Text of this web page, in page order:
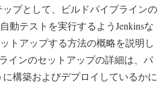
プとして、ビルドパイプラインの
動テストを実行するようJenkinsな
トアップする方法の概略を説明し
インのセットアップの詳細は、パ
構築およびデプロイしているかに